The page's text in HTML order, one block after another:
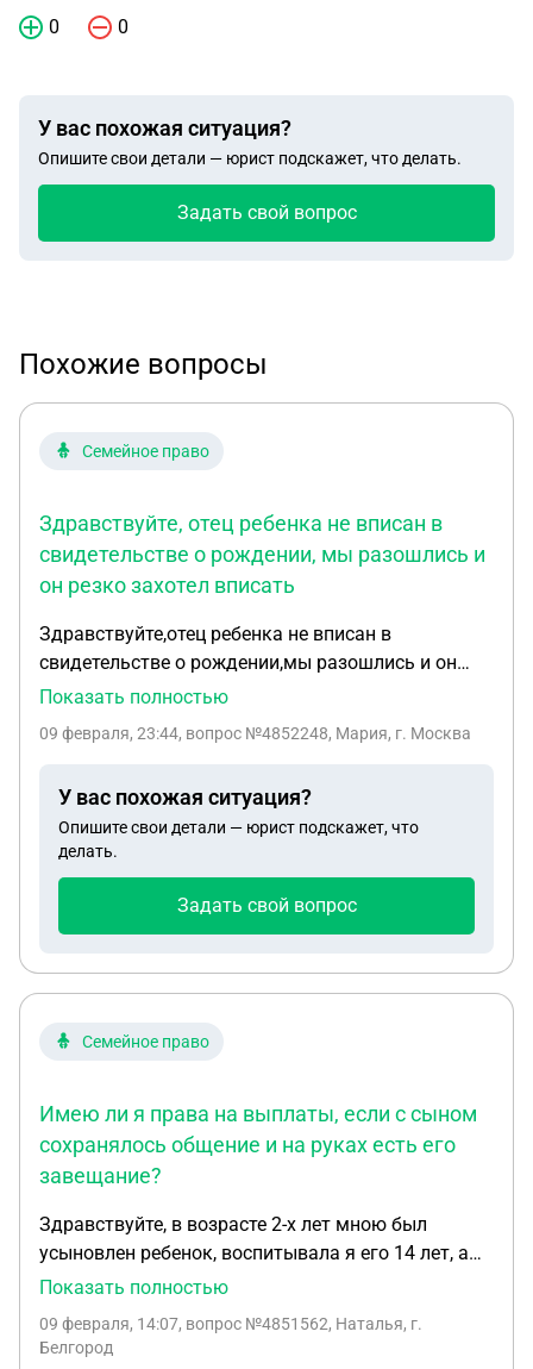
0 0
У вас похожая ситуация?
Опишите свои детали — юрист подскажет, что делать.
Задать свой вопрос
Похожие вопросы
Семейное право
Здравствуйте, отец ребенка не вписан в
свидетельстве о рождении, мы разошлись и
он резко захотел вписать
Здравствуйте,отец ребенка не вписан в
свидетельстве о рождении,мы разошлись и он
резко захотел вписать себя,но я не хочу Есть
ребенка,он хочет не заниматься ребенком,а
видеть ребенка,но я просто не хочу чтобы они
виделись и ребёнок тоже желанием не
горит,ребенку 4 года и возможно не понимает
могу ли я вписать нового отца через усыновление
смог усыновить ребенка ?
Показать полностью
09 февраля, 23:44, вопрос №4852248, Мария, г. Москва
У вас похожая ситуация?
Опишите свои детали — юрист подскажет, что
делать.
Задать свой вопрос
Семейное право
Имею ли я права на выплаты, если с сыном
сохранялось общение и на руках есть его
завещание?
Здравствуйте, в возрасте 2-х лет мною был
усыновлен ребенок, воспитывала я его 14 лет, а
потом по сложившимся обстоятельства был
совершеннолетия сын ушел по контракту на СВО...
Показать полностью
09 февраля, 14:07, вопрос №4851562, Наталья, г.
Белгород